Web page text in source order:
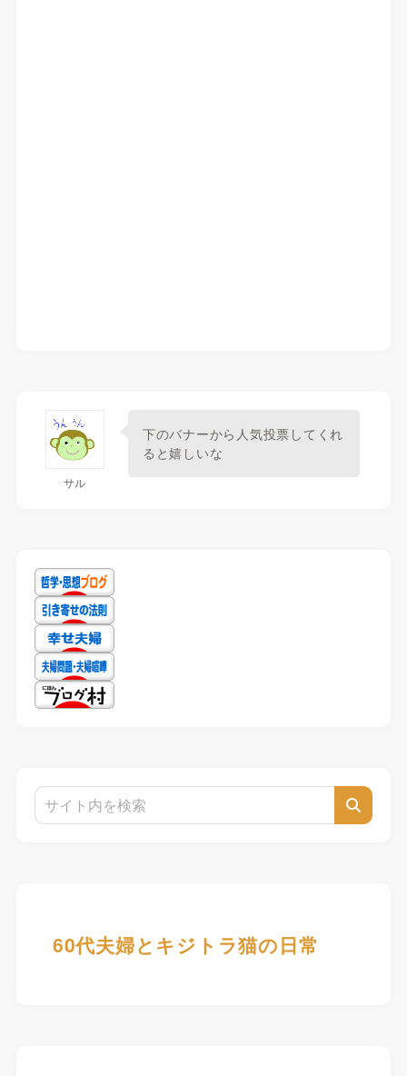
サル
下のバナーから人気投票してくれ
ると嬉しいな
60代夫婦とキジトラ猫の日常